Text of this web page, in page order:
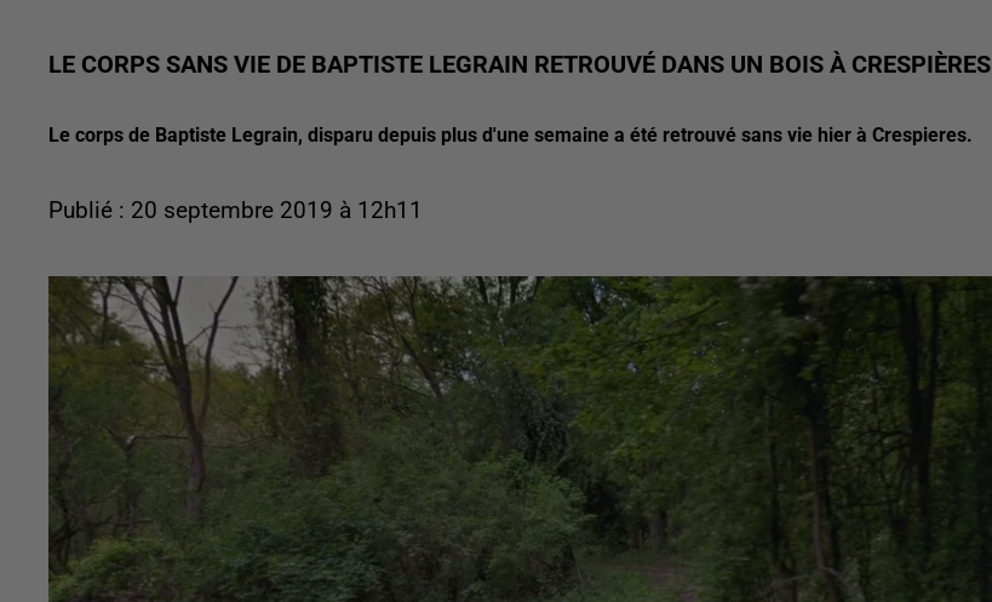
LE CORPS SANS VIE DE BAPTISTE LEGRAIN RETROUVÉ DANS UN BOIS À CRESPIÈRES
Le corps de Baptiste Legrain, disparu depuis plus d'une semaine a été retrouvé sans vie hier à Crespieres.
Publié : 20 septembre 2019 à 12h11